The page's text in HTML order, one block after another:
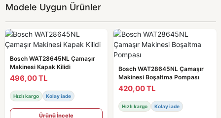
Modele Uygun Ürünler
Bosch WAT28645NL Çamaşır
Makinesi Kapak Kilidi
496,00 TL
Hızlı kargo Kolay iade
Ürünü İncele
Bosch WAT28645NL Çamaşır
Makinesi Boşaltma Pompası
420,00 TL
Hızlı kargo Kolay iade